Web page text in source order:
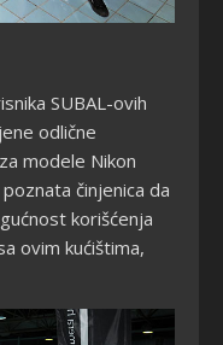
SUBAL-ovih
odlične
modele Nikon
činjenica da
korišćenja
ovim kućištima,